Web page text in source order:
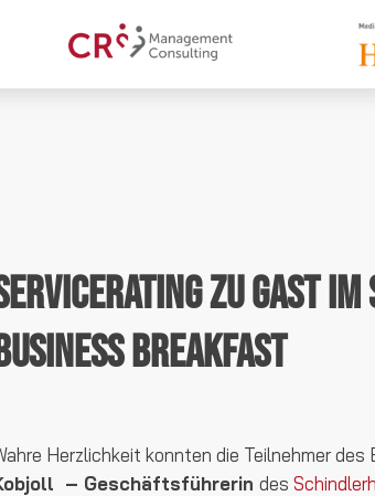
zu Gast
Breakfast
Herzlichkeit konnten die Teilnehmer
– Geschäftsführerin des